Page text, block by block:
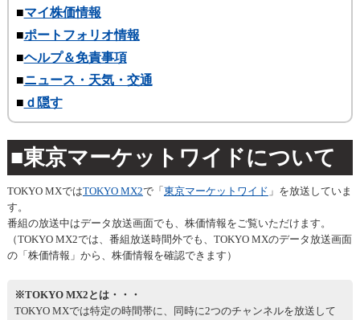
■マイ株価情報
■ポートフォリオ情報
■ヘルプ＆免責事項
■ニュース・天気・交通
■ ｄ隠す
■東京マーケットワイドについて
TOKYO MXではTOKYO MX2で「 東京マーケットワイド 」を放送していま
す。
番組の放送中はデータ放送画面でも、株価情報をご覧いただけます。
（TOKYO MX2では、番組放送時間外でも、TOKYO MXのデータ放送画面
の「株価情報」から、株価情報を確認できます）
※TOKYO MX2とは・・・
TOKYO MXでは特定の時間帯に、同時に2つのチャンネルを放送して